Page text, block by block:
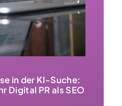
in der KI-Suche:
Digital PR als SEO